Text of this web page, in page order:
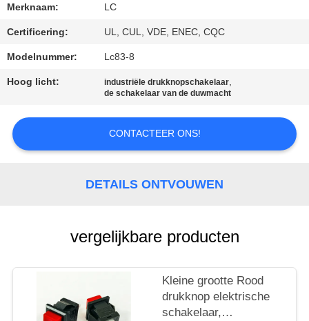
CONTACTEER
ONS
GEVALLEN
SITEMAP
PRIVACY
Merknaam: LC
Certificering: UL, CUL, VDE, ENEC, CQC
Modelnummer: Lc83-8
Hoog licht: industriële drukknopschakelaar,
de schakelaar van de duwmacht
CONTACTEER ONS!
DETAILS ONTVOUWEN
vergelijkbare producten
Kleine grootte Rood
drukknop elektrische
schakelaar,